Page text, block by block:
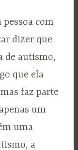
pessoa com
dizer que
de autismo,
que ela
faz parte
um
uma
a